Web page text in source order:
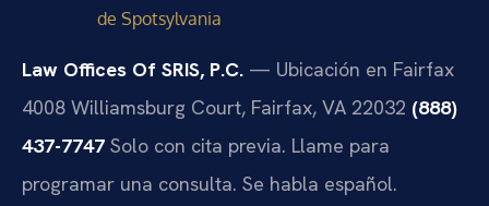
de Spotsylvania
Law Offices Of SRIS, P.C. — Ubicación en Fairfax
4008 Williamsburg Court, Fairfax, VA 22032 (888)
437-7747 Solo con cita previa. Llame para
programar una consulta. Se habla español.